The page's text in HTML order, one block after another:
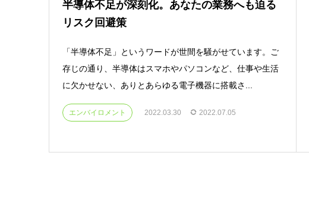
半導体不足が深刻化。あなたの業務へも迫る
リスク回避策
「半導体不足」というワードが世間を騒がせています。ご
存じの通り、半導体はスマホやパソコンなど、仕事や生活
に欠かせない、ありとあらゆる電子機器に搭載さ...
エンバイロメント 2022.03.30 2022.07.05